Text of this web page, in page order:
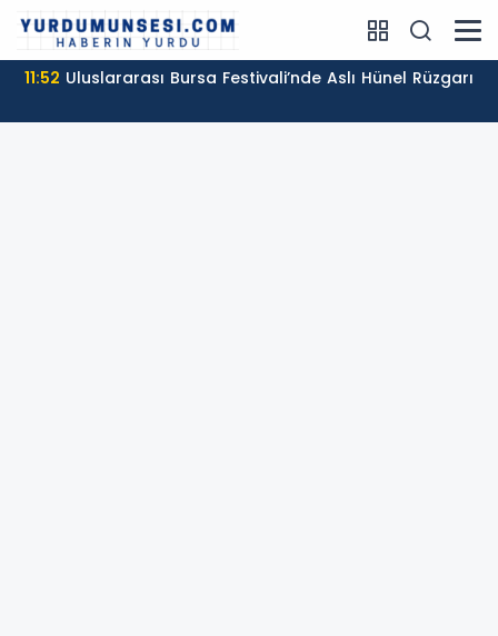
11:52 Uluslararası Bursa Festivali’nde Aslı Hünel Rüzgarı